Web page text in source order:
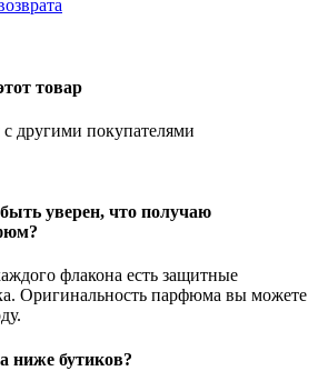
товар
другими покупателями
уверен, что получаю
флакона есть защитные
Оригинальность парфюма вы можете
ниже бутиков?